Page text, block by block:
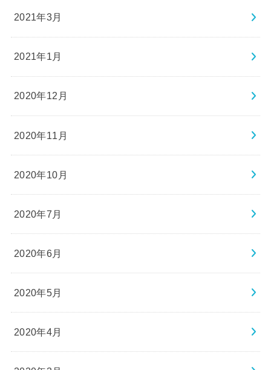
2021年3月
2021年1月
2020年12月
2020年11月
2020年10月
2020年7月
2020年6月
2020年5月
2020年4月